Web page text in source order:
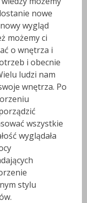
nowe
wygląd
możemy ci
o wnętrza i
i obecnie
ludzi nam
wnętrza. Po
wszystkie
wyglądała
stylu